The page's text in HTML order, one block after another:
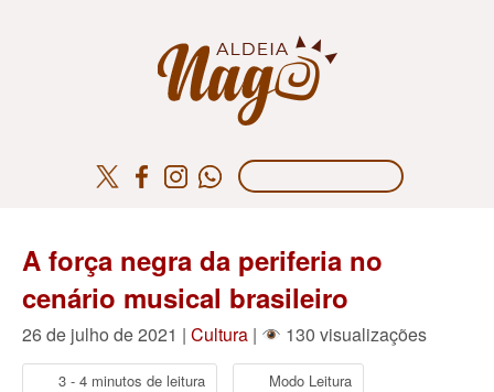
A força negra da periferia no
cenário musical brasileiro
26 de julho de 2021 | Cultura | 130 visualizações
3 - 4 minutos de leitura Modo Leitura